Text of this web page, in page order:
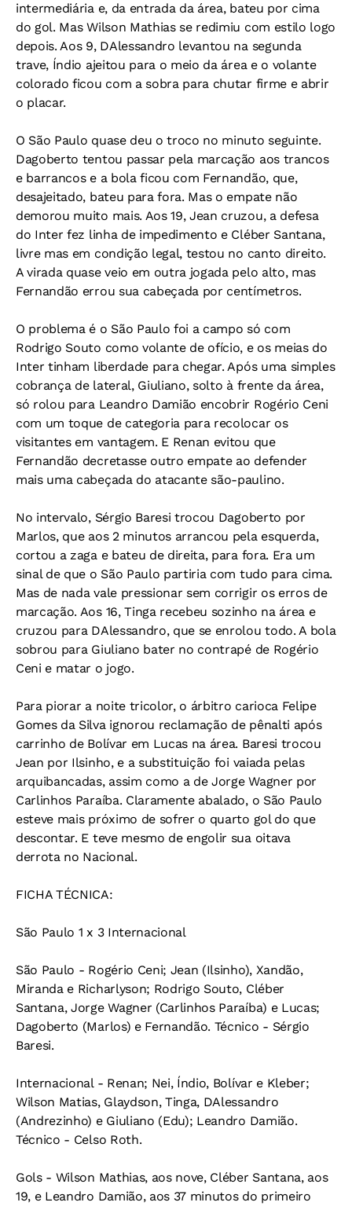
intermediária e, da entrada da área, bateu por cima
do gol. Mas Wilson Mathias se redimiu com estilo logo
depois. Aos 9, DAlessandro levantou na segunda
trave, Índio ajeitou para o meio da área e o volante
colorado ficou com a sobra para chutar firme e abrir
o placar.
O São Paulo quase deu o troco no minuto seguinte.
Dagoberto tentou passar pela marcação aos trancos
e barrancos e a bola ficou com Fernandão, que,
desajeitado, bateu para fora. Mas o empate não
demorou muito mais. Aos 19, Jean cruzou, a defesa
do Inter fez linha de impedimento e Cléber Santana,
livre mas em condição legal, testou no canto direito.
A virada quase veio em outra jogada pelo alto, mas
Fernandão errou sua cabeçada por centímetros.
O problema é o São Paulo foi a campo só com
Rodrigo Souto como volante de ofício, e os meias do
Inter tinham liberdade para chegar. Após uma simples
cobrança de lateral, Giuliano, solto à frente da área,
só rolou para Leandro Damião encobrir Rogério Ceni
com um toque de categoria para recolocar os
visitantes em vantagem. E Renan evitou que
Fernandão decretasse outro empate ao defender
mais uma cabeçada do atacante são-paulino.
No intervalo, Sérgio Baresi trocou Dagoberto por
Marlos, que aos 2 minutos arrancou pela esquerda,
cortou a zaga e bateu de direita, para fora. Era um
sinal de que o São Paulo partiria com tudo para cima.
Mas de nada vale pressionar sem corrigir os erros de
marcação. Aos 16, Tinga recebeu sozinho na área e
cruzou para DAlessandro, que se enrolou todo. A bola
sobrou para Giuliano bater no contrapé de Rogério
Ceni e matar o jogo.
Para piorar a noite tricolor, o árbitro carioca Felipe
Gomes da Silva ignorou reclamação de pênalti após
carrinho de Bolívar em Lucas na área. Baresi trocou
Jean por Ilsinho, e a substituição foi vaiada pelas
arquibancadas, assim como a de Jorge Wagner por
Carlinhos Paraíba. Claramente abalado, o São Paulo
esteve mais próximo de sofrer o quarto gol do que
descontar. E teve mesmo de engolir sua oitava
derrota no Nacional.
FICHA TÉCNICA:
São Paulo 1 x 3 Internacional
São Paulo - Rogério Ceni; Jean (Ilsinho), Xandão,
Miranda e Richarlyson; Rodrigo Souto, Cléber
Santana, Jorge Wagner (Carlinhos Paraíba) e Lucas;
Dagoberto (Marlos) e Fernandão. Técnico - Sérgio
Baresi.
Internacional - Renan; Nei, Índio, Bolívar e Kleber;
Wilson Matias, Glaydson, Tinga, DAlessandro
(Andrezinho) e Giuliano (Edu); Leandro Damião.
Técnico - Celso Roth.
Gols - Wilson Mathias, aos nove, Cléber Santana, aos
19, e Leandro Damião, aos 37 minutos do primeiro